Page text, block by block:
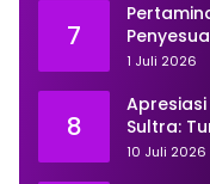
7
Juli 2026,
1 Juli 2026
8
Sultra:
untuk
10 Juli 2026